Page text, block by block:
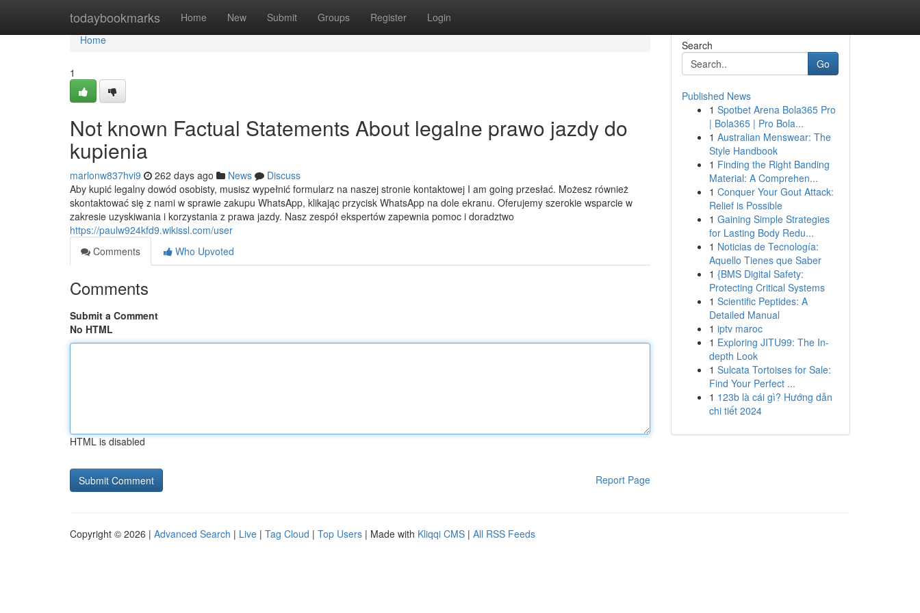
todaybookmarks Home New Submit Groups Register Login
Home
Home
1
Not known Factual Statements About legalne prawo jazdy do
kupienia
marlonw837hvi9 262 days ago News
Discuss
Aby kupić legalny dowód osobisty, musisz wypełnić formularz na naszej stronie kontaktowej I am going przesłać. Możesz również
skontaktować się z nami w sprawie zakupu WhatsApp, klikając przycisk WhatsApp na dole ekranu. Oferujemy szerokie wsparcie w
zakresie uzyskiwania i korzystania z prawa jazdy. Nasz zespół ekspertów zapewnia pomoc i doradztwo
https://paulw924kfd9.wikissl.com/user
Comments
Who Upvoted
Comments
Submit a Comment
No HTML
HTML is disabled
Report Page
Search
Go
Published News
1 Spotbet Arena Bola365 Pro
| Bola365 | Pro Bola...
1 Australian Menswear: The
Style Handbook
1 Finding the Right Banding
Material: A Comprehen...
1 Conquer Your Gout Attack:
Relief is Possible
1 Gaining Simple Strategies
for Lasting Body Redu...
1 Noticias de Tecnología:
Aquello Tienes que Saber
1 {BMS Digital Safety:
Protecting Critical Systems
1 Scientific Peptides: A
Detailed Manual
1 iptv maroc
1 Exploring JITU99: The In-
depth Look
1 Sulcata Tortoises for Sale:
Find Your Perfect ...
1 123b là cái gì? Hướng dẫn
chi tiết 2024
Copyright © 2026 | Advanced Search | Live | Tag Cloud | Top Users | Made with Kliqqi CMS | All RSS Feeds